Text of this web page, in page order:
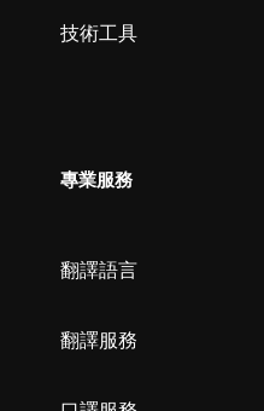
技術工具
專業服務
翻譯語言
翻譯服務